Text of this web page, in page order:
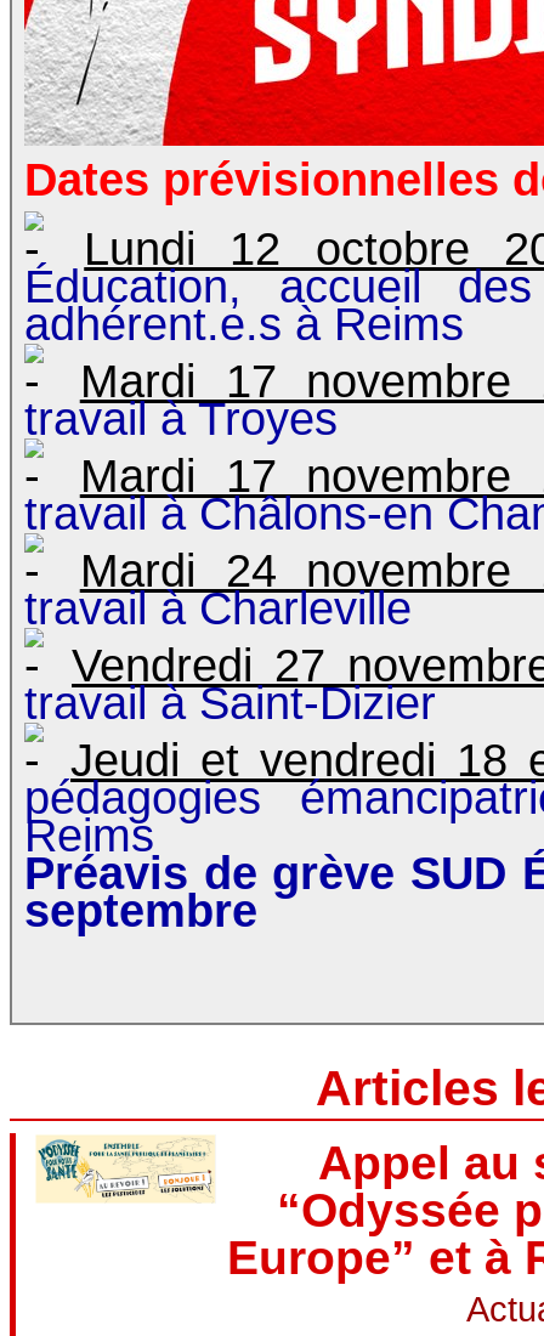
Dates prévisionnelles
Lundi 12 octobre
Éducation, accueil
adhérent.e.s à Reims
Mardi 17 novembre
travail à Troyes
Mardi 17 novembre
travail à Châlons-en
Mardi 24 novembre
travail à Charleville
Vendredi 27
travail à Saint-Dizier
Jeudi et vendredi 18
pédagogies
Reims
Préavis de grève SUD
septembre
Articles
Appel au
“Odyssée
Europe” et à